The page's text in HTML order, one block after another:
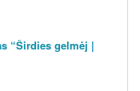
“Širdies gelmėj |